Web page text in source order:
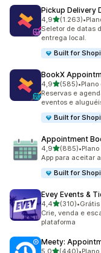
Pickup Delivery
4,9de 5 estrelas
(1.263)
1263 avaliações
•
Seletor de datas
entrega local.
Built for
BookX
4,9de 5 estrelas
(585)
585 avaliações
•
Reservas e
eventos e
Built for
Appointment
4,9de 5 estrelas
(885)
885 avaliações
•
App para aceitar
Built for
Evey Events &
4,4de 5 estrelas
(310)
310 avaliações
•
Crie, venda e
plataforma
Meety:
5,0de 5 estrelas
(440)•